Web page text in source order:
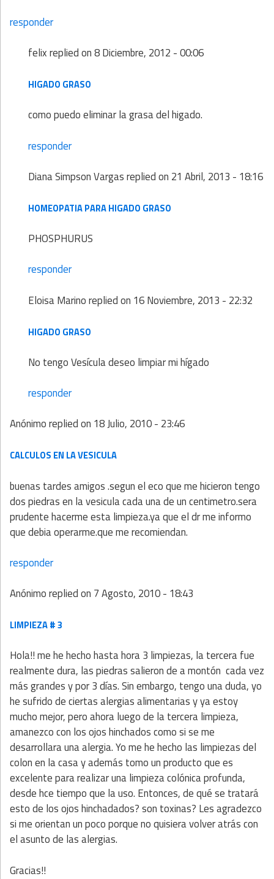
responder
felixreplied on8 Diciembre, 2012 - 00:06
HIGADO GRASO
como puedo eliminar la grasa del higado.
responder
Diana Simpson Vargasreplied on 21 Abril, 2013 - 18:16
HOMEOPATIA PARA HIGADO GRASO
PHOSPHURUS
responder
Eloisa Marinoreplied on 16 Noviembre, 2013 - 22:32
HIGADO GRASO
No tengo Vesícula deseo limpiar mi hígado
responder
Anónimoreplied on 18 Julio, 2010 - 23:46
CALCULOS EN LA VESICULA
buenas tardes amigos .segun el eco que me hicieron tengo
dos piedras en la vesicula cada una de un centimetro.sera
prudente hacerme esta limpieza.ya que el dr me informo
que debia operarme.que me recomiendan.
responder
Anónimoreplied on 7 Agosto, 2010 - 18:43
LIMPIEZA # 3
Hola!! me he hecho hasta hora 3 limpiezas, la tercera fue
realmente dura, las piedras salieron de a montón cada vez
más grandes y por 3 días. Sin embargo, tengo una duda, yo
he sufrido de ciertas alergias alimentarias y ya estoy
mucho mejor, pero ahora luego de la tercera limpieza,
amanezco con los ojos hinchados como si se me
desarrollara una alergia. Yo me he hecho las limpiezas del
colon en la casa y además tomo un producto que es
excelente para realizar una limpieza colónica profunda,
desde hce tiempo que la uso. Entonces, de qué se tratará
esto de los ojos hinchadados? son toxinas? Les agradezco
si me orientan un poco porque no quisiera volver atrás con
el asunto de las alergias.
Gracias!!